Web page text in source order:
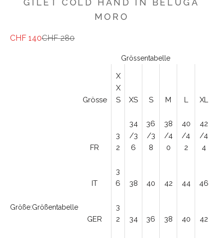
GILET COLD HAND IN BELUGA
MORO
Angebot
CHF 140
Regulärer Preis
CHF 280
Größe:Größentabelle
Grössentabelle
Grösse
X
X
S
XS S M L XL
FR
3
2
34
/3
6
36
/3
8
38
/4
0
40
/4
2
42
/4
4
IT
3
6
38 40 42 44 46
GER
3
2
34 36 38 40 42